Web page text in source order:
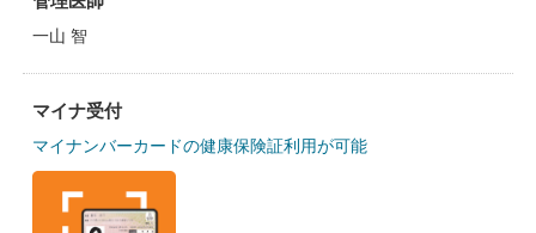
一山 智
マイナ受付
マイナンバーカードの健康保険証利用が可能